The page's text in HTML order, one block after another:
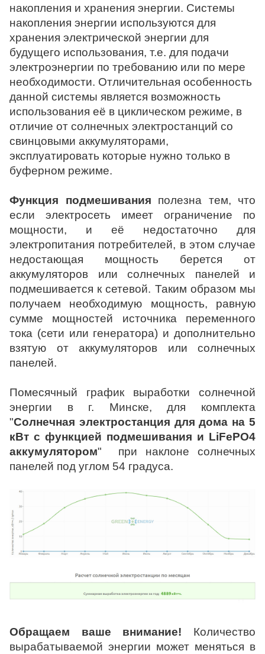
накопления и хранения энергии. Системы
накопления энергии используются для
хранения электрической энергии для
будущего использования, т.е. для подачи
электроэнергии по требованию или по мере
необходимости. Отличительная особенность
данной системы является возможность
использования её в циклическом режиме, в
отличие от солнечных электростанций со
свинцовыми аккумуляторами,
эксплуатировать которые нужно только в
буферном режиме.
Функция подмешивания полезна тем, что
если электросеть имеет ограничение по
мощности, и её недостаточно для
электропитания потребителей, в этом случае
недостающая мощность берется от
аккумуляторов или солнечных панелей и
подмешивается к сетевой. Таким образом мы
получаем необходимую мощность, равную
сумме мощностей источника переменного
тока (сети или генератора) и дополнительно
взятую от аккумуляторов или солнечных
панелей.
Помесячный график выработки солнечной
энергии в г. Минске, для комплекта
"Солнечная электростанция для дома на 5
кВт с функцией подмешивания и LiFePO4
аккумулятором" при наклоне солнечных
панелей под углом 54 градуса.
Обращаем ваше внимание! Количество
вырабатываемой энергии может меняться в